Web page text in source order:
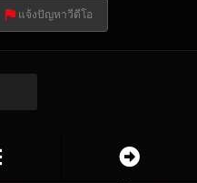
แจ้งปัญหาวีดีโอ